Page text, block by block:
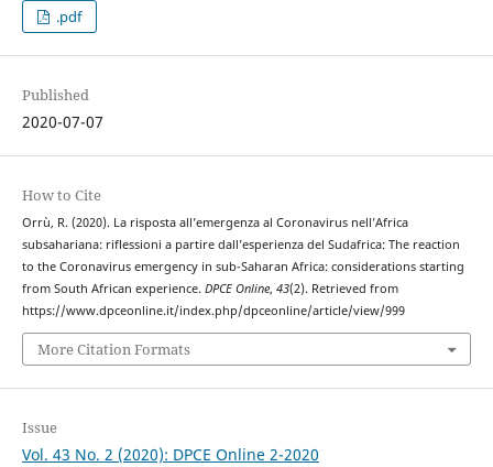
.pdf
Published
2020-07-07
How to Cite
Orrù, R. (2020). La risposta all’emergenza al Coronavirus nell’Africa
subsahariana: riflessioni a partire dall’esperienza del Sudafrica: The reaction
to the Coronavirus emergency in sub-Saharan Africa: considerations starting
from South African experience. DPCE Online, 43(2). Retrieved from
https://www.dpceonline.it/index.php/dpceonline/article/view/999
More Citation Formats
Issue
Vol. 43 No. 2 (2020): DPCE Online 2-2020